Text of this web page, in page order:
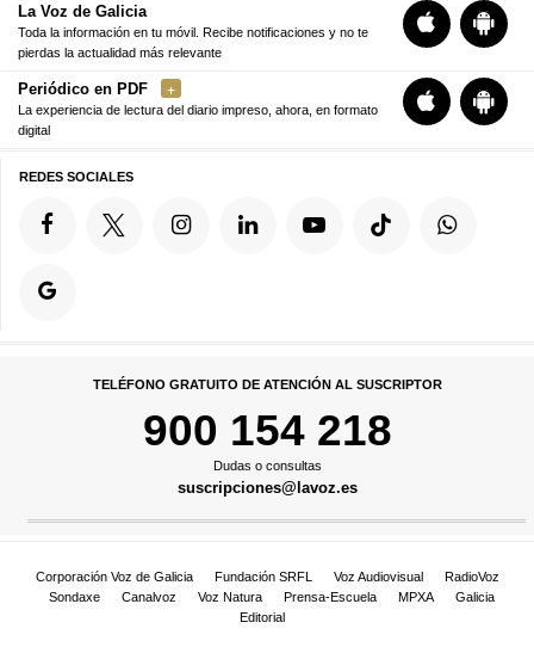
La Voz de Galicia
Toda la información en tu móvil. Recibe notificaciones y no te
pierdas la actualidad más relevante
Periódico en PDF
La experiencia de lectura del diario impreso, ahora, en formato
digital
REDES SOCIALES
TELÉFONO GRATUITO DE ATENCIÓN AL SUSCRIPTOR
900 154 218
Dudas o consultas
suscripciones@lavoz.es
Corporación Voz de Galicia Fundación SRFL Voz Audiovisual
RadioVoz
Sondaxe
Canalvoz Voz Natura Prensa-Escuela MPXA
Galicia
Editorial